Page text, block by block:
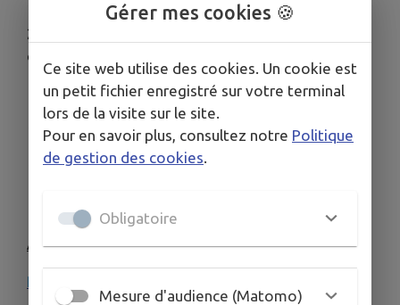
2 auxiliaires de puériculture – dont 1 en
continuité de direction
4 CAP petite enfance
1 agent de restauration
1 agent d’entretien
A Télécharger
Projet pédagogique
Gérer mes cookies 🍪
Ce site web utilise des cookies. Un cookie est
un petit fichier enregistré sur votre terminal
lors de la visite sur le site.
Pour en savoir plus, consultez notre Politique
de gestion des cookies
Obligatoire
Mesure d'audience (Matomo)